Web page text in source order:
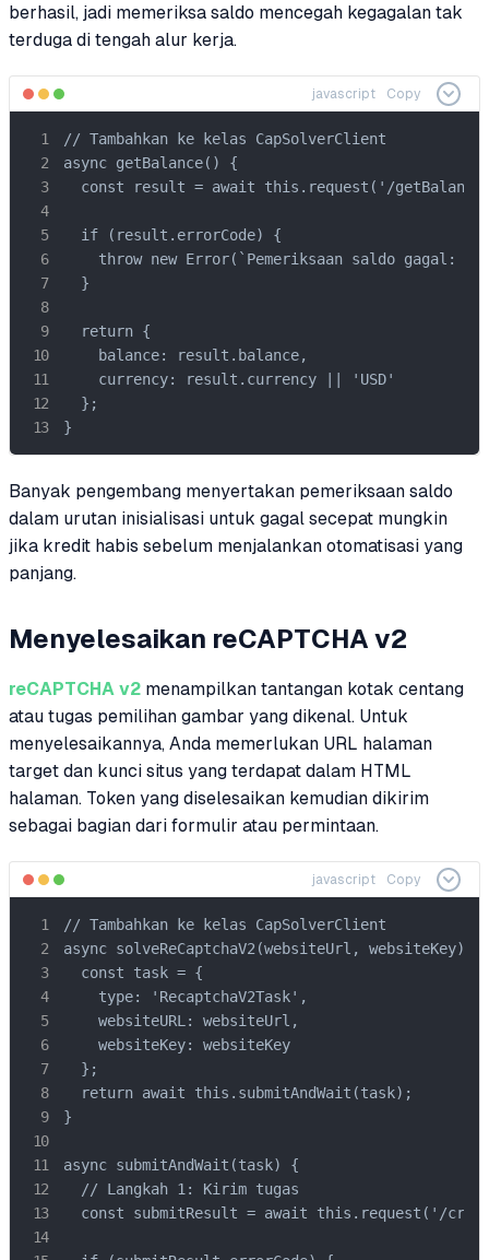
berhasil, jadi memeriksa saldo mencegah kegagalan tak
terduga di tengah alur kerja.
javascript Copy
// Tambahkan ke kelas CapSolverClient
async getBalance() {
const result = await this.request('/
  if (result.errorCode) {
throw new Error(`Pemeriksaan saldo gagal:
  }
  return {
    balance: result.balance,
    currency: result.currency || 'USD'
  };
}
Banyak pengembang menyertakan pemeriksaan saldo
dalam urutan inisialisasi untuk gagal secepat mungkin
jika kredit habis sebelum menjalankan otomatisasi yang
panjang.
Menyelesaikan reCAPTCHA v2
reCAPTCHA v2 menampilkan tantangan kotak centang
atau tugas pemilihan gambar yang dikenal. Untuk
menyelesaikannya, Anda memerlukan URL halaman
target dan kunci situs yang terdapat dalam HTML
halaman. Token yang diselesaikan kemudian dikirim
sebagai bagian dari formulir atau permintaan.
javascript Copy
// Tambahkan ke kelas CapSolverClient
async solveReCaptchaV2(websiteUrl, websiteKey) {
  const task = {
    type: 'RecaptchaV2Task',
    websiteURL: websiteUrl,
    websiteKey: websiteKey
  };
  return await this.submitAndWait(task);
}
async submitAndWait(task) {
  // Langkah 1: Kirim tugas
const submitResult = await this.request('/